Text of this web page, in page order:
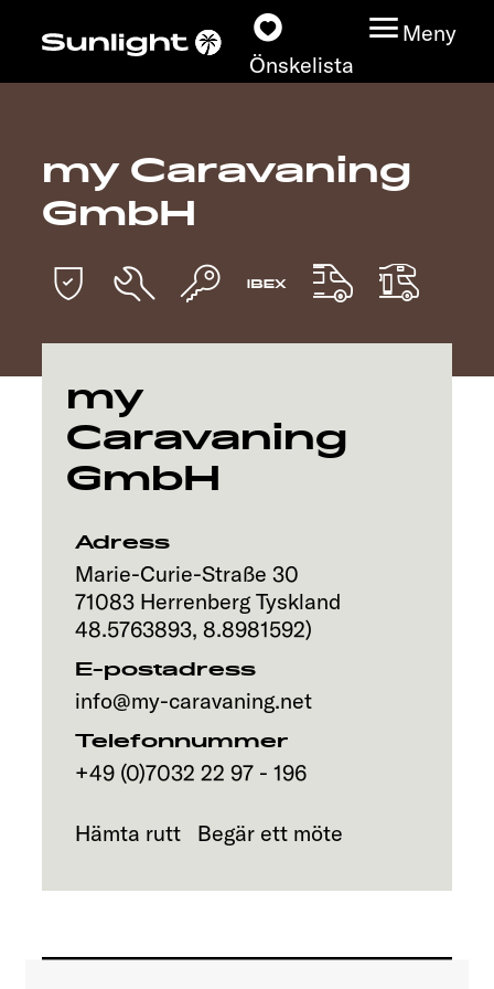
Önskelista
Meny
Modeller
Find din Sunlight
Upptäck
Service
my Caravaning
GmbH
my
Caravaning
GmbH
Adress
Marie-Curie-Straße 30
71083 Herrenberg Tyskland
48.5763893, 8.8981592)
E-postadress
info@my-caravaning.net
Telefonnummer
+49 (0)7032 22 97 - 196
Hämta rutt Begär ett möte